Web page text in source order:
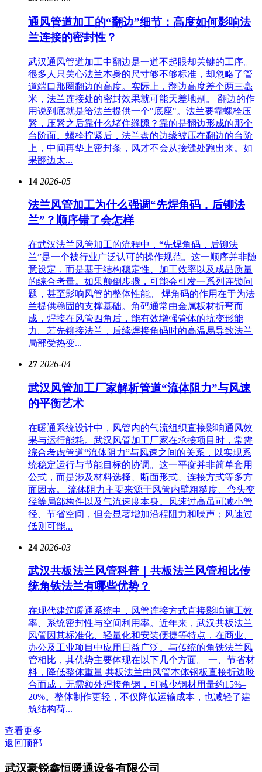
通风管道加工的“翻边”细节：高度如何影响法
兰连接的密封性？
武汉通风管道加工中翻边是一道不起眼却关键的工序。
很多人只关心法兰本身的尺寸够不够标准，却忽略了管
道端口那圈翻边的高度。实际上，翻边高度差个两三毫
米，法兰连接处的密封效果就可能天差地别。 翻边的作
用说到底就是给法兰提供一个"底座"。法兰要靠螺栓压
紧，压紧之后靠什么堵住缝隙？靠的是翻边形成的那个
台阶面。螺栓拧紧后，法兰盘的边缘被压在翻边的台阶
上，中间再垫上密封条，风才不会从接缝处跑出来。如
果翻边太...
14 2026-05
法兰风管加工为什么强调“先焊角码，后铆法
兰”？顺序错了会怎样
在武汉法兰风管加工的流程中，“先焊角码，后铆法
兰”是一个被行业广泛认可的操作规范。这一顺序并非随
意设定，而是基于结构稳定性、加工效率以及成品质量
的综合考量。如果颠倒步骤，可能会引发一系列连锁问
题，甚至影响风管的整体性能。 焊角码的作用在于为法
兰提供稳固的支撑基础。角码通常由金属板材折弯而
成，焊接在风管四角后，能有效增强管体的抗变形能
力。若先铆接法兰，后续焊接角码时的高温易导致法兰
局部受热变...
27 2026-04
武汉风管加工厂家解析管道“流体阻力”与风速
的平衡艺术
在暖通系统设计中，风管内的气流组织直接影响通风效
果与运行能耗。武汉风管加工厂家在承接项目时，常需
综合考虑管道“流体阻力”与风速之间的关系，以实现系
统稳定运行与节能目标的协调。这一平衡并非简单套用
公式，而是涉及材料选择、断面形式、连接方式等多方
面因素。 流体阻力主要来源于风管内壁粗糙度、弯头变
径等局部构件以及气流速度本身。风速过高虽可减小管
径、节省空间，但会显著增加沿程阻力和噪声；风速过
低则可能...
24 2026-03
武汉共板法兰风管科普｜共板法兰风管相比传
统角铁法兰有哪些优势？
在现代建筑暖通系统中，风管连接方式直接影响施工效
率、系统密封性与空间利用率。近年来，武汉共板法兰
风管因其标准化、轻量化和安装便捷等特点，在商业、
办公及工业项目中应用日益广泛。与传统的角铁法兰风
管相比，其优势主要体现在以下几个方面。 一、节省材
料，降低整体重量 共板法兰由风管本体钢板直接折边咬
合而成，无需额外焊接角钢，可减少钢材用量约15%–
20%。整体制作更轻，不仅降低运输成本，也减轻了建
筑结构荷...
查看更多
返回顶部
武汉豪锐鑫恒暖通设备有限公司